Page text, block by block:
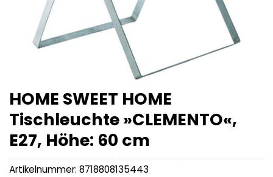
HOME SWEET HOME
Tischleuchte »CLEMENTO«,
E27, Höhe: 60 cm
Artikelnummer: 8718808135443